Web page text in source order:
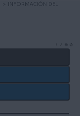
> INFORMACIÓN DEL